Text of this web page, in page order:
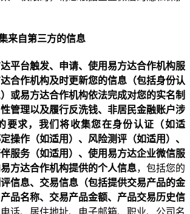
来自第三方的信息
平台触发、申请、使用易方达合作机构服
合作机构及时更新您的信息（包括身份认
或易方达合作机构依法完成对您的实名制
管理以及履行反洗钱、非居民金融账户涉
要求，我们将收集您在身份认证（如适
操作（如适用）、风险测评（如适用）、
服务（如适用）、使用易方达企业微信服
方达合作机构提供的个人信息，包括您的
信息、交易信息（包括提供交易产品的金
品名称、交易产品金额、产品交易历史信
话、居住地址、电子邮箱、职业、公司名